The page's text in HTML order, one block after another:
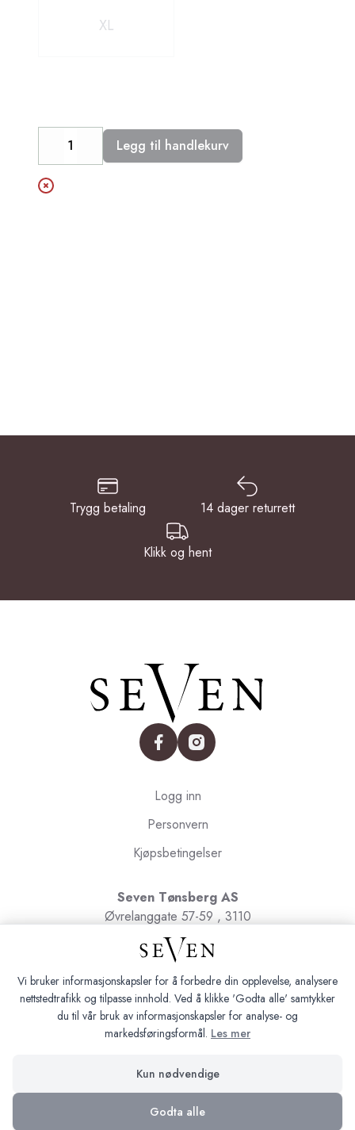
XL
DecreaseIncreaseLegg til handlekurv
Trygg betaling 14 dager returrett
Klikk og hent
facebookinstagram
Logg inn
Personvern
Kjøpsbetingelser
Seven Tønsberg AS
Øvrelanggate 57-59 , 3110
Tønsberg
Org.nr. 991091580
Siden driftes avShoplabs
Vi bruker informasjonskapsler for å forbedre din opplevelse, analysere
nettstedtrafikk og tilpasse innhold. Ved å klikke 'Godta alle' samtykker
du til vår bruk av informasjonskapsler for analyse- og
markedsføringsformål. Les mer
Kun nødvendige
Godta alle